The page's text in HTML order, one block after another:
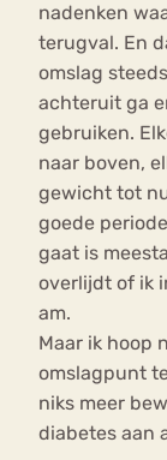
nadenken
terugval. En
omslag
achteruit ga
gebruiken.
naar boven,
gewicht tot
goede
gaat is
overlijdt of ik
am.
Maar ik hoop
omslagpunt
niks meer
diabetes aan